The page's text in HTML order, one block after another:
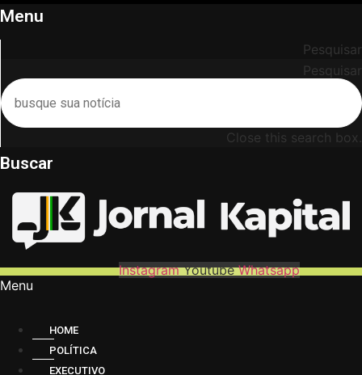
Menu
Pesquisar
Pesquisar
Close this search box.
Buscar
Instagram Youtube Whatsapp
Menu
HOME
POLÍTICA
EXECUTIVO